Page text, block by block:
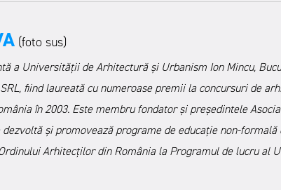
(foto sus)
a Universității de Arhitectură şi Urbanism Ion Mincu,
fiind laureată cu numeroase premii la concursuri de
în 2003. Este membru fondator şi preşedintele
dezvoltă şi promovează programe de educaţie non-
Arhitecților din România la Programul de lucru al